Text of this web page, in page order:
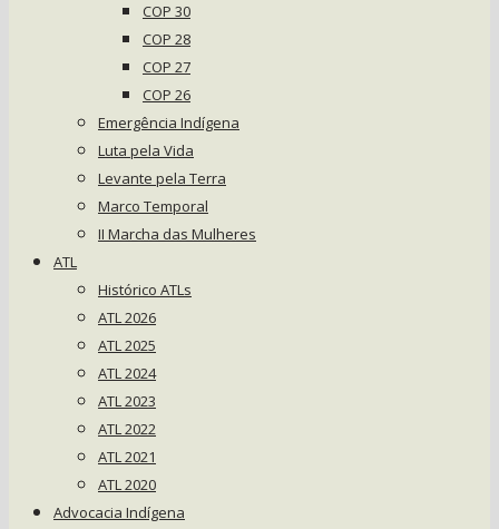
COP 30
COP 28
COP 27
COP 26
Emergência Indígena
Luta pela Vida
Levante pela Terra
Marco Temporal
II Marcha das Mulheres
ATL
Histórico ATLs
ATL 2026
ATL 2025
ATL 2024
ATL 2023
ATL 2022
ATL 2021
ATL 2020
Advocacia Indígena